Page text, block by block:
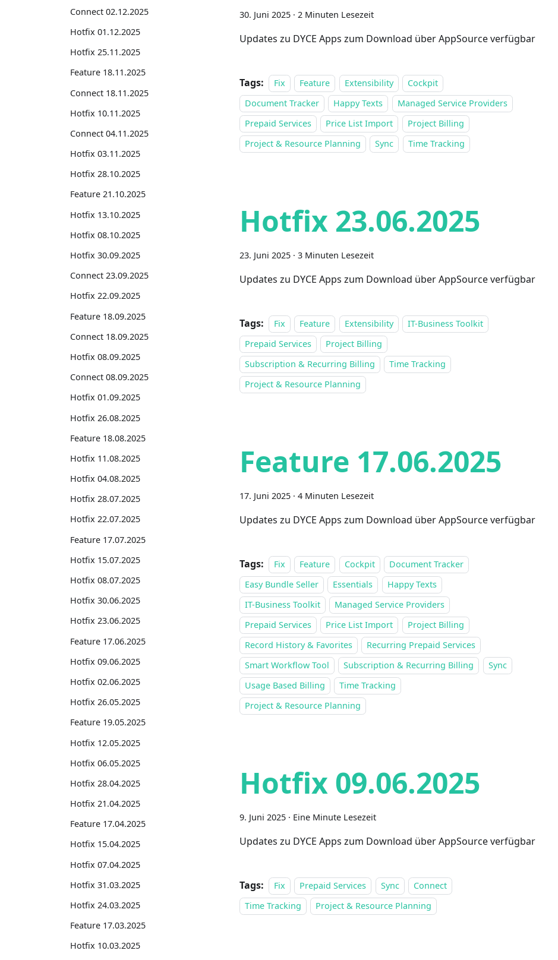
Connect 02.12.2025
Hotfix 01.12.2025
Hotfix 25.11.2025
Feature 18.11.2025
Connect 18.11.2025
Hotfix 10.11.2025
Connect 04.11.2025
Hotfix 03.11.2025
Hotfix 28.10.2025
Feature 21.10.2025
Hotfix 13.10.2025
Hotfix 08.10.2025
Hotfix 30.09.2025
Connect 23.09.2025
Hotfix 22.09.2025
Feature 18.09.2025
Connect 18.09.2025
Hotfix 08.09.2025
Connect 08.09.2025
Hotfix 01.09.2025
Hotfix 26.08.2025
Feature 18.08.2025
Hotfix 11.08.2025
Hotfix 04.08.2025
Hotfix 28.07.2025
Hotfix 22.07.2025
Feature 17.07.2025
Hotfix 15.07.2025
Hotfix 08.07.2025
Hotfix 30.06.2025
Hotfix 23.06.2025
Feature 17.06.2025
Hotfix 09.06.2025
Hotfix 02.06.2025
Hotfix 26.05.2025
Feature 19.05.2025
Hotfix 12.05.2025
Hotfix 06.05.2025
Hotfix 28.04.2025
Hotfix 21.04.2025
Feature 17.04.2025
Hotfix 15.04.2025
Hotfix 07.04.2025
Hotfix 31.03.2025
Hotfix 24.03.2025
Feature 17.03.2025
Hotfix 10.03.2025
30. Juni 2025 · 2 Minuten Lesezeit
Updates zu DYCE Apps zum Download über AppSource verfügbar
Tags: Fix Feature Extensibility
Cockpit
Document Tracker
Happy Texts
Managed Service Providers
Prepaid Services
Price List Import
Project Billing
Project & Resource Planning
Sync Time Tracking
Hotfix 23.06.2025
23. Juni 2025 · 3 Minuten Lesezeit
Updates zu DYCE Apps zum Download über AppSource verfügbar
Tags: Fix Feature Extensibility
IT-Business Toolkit
Prepaid Services
Project Billing
Subscription & Recurring Billing
Time Tracking
Project & Resource Planning
Feature 17.06.2025
17. Juni 2025 · 4 Minuten Lesezeit
Updates zu DYCE Apps zum Download über AppSource verfügbar
Tags: Fix Feature Cockpit
Document Tracker
Easy Bundle Seller
Essentials
Happy Texts
IT-Business Toolkit
Managed Service Providers
Prepaid Services
Price List Import
Project Billing
Record History & Favorites
Recurring Prepaid Services
Smart Workflow Tool
Subscription & Recurring Billing
Sync
Usage Based Billing
Time Tracking
Project & Resource Planning
Hotfix 09.06.2025
9. Juni 2025 · Eine Minute Lesezeit
Updates zu DYCE Apps zum Download über AppSource verfügbar
Tags: Fix Prepaid Services Sync
Connect
Time Tracking
Project & Resource Planning